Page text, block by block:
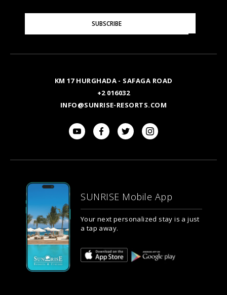
Your
SUBSCRIBE
KM 17 HURGHADA - SAFAGA ROAD
+2 016032
INFO@SUNRISE-RESORTS.COM
SUNRISE Mobile App
Your next personalized stay is a just
a tap away.